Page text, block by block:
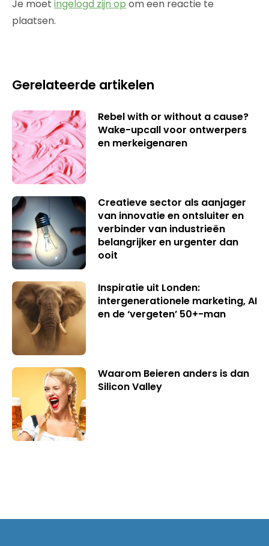
Je moet ingelogd zijn op om een reactie te
plaatsen.
Gerelateerde artikelen
Rebel with or without a cause?
Wake-upcall voor ontwerpers
en merkeigenaren
Creatieve sector als aanjager
van innovatie en ontsluiter en
verbinder van industrieën
belangrijker en urgenter dan
ooit
Inspiratie uit Londen:
intergenerationele marketing, AI
en de ‘vergeten’ 50+-man
Waarom Beieren anders is dan
Silicon Valley